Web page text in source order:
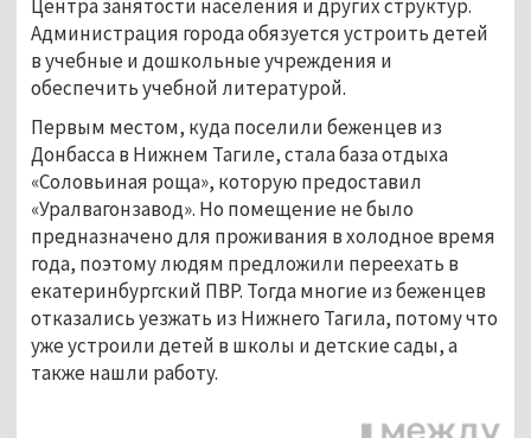
Центра занятости населения и других структур.
Администрация города обязуется устроить детей
в учебные и дошкольные учреждения и
обеспечить учебной литературой.
Первым местом, куда поселили беженцев из
Донбасса в Нижнем Тагиле, стала база отдыха
«Соловьиная роща», которую предоставил
«Уралвагонзавод». Но помещение не было
предназначено для проживания в холодное время
года, поэтому людям предложили переехать в
екатеринбургский ПВР. Тогда многие из беженцев
отказались уезжать из Нижнего Тагила, потому что
уже устроили детей в школы и детские сады, а
также нашли работу.